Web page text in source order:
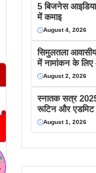
5 बिजनेस
में कमाइ
August 4, 2026
सिमुलतला आवासीय
में नामांकन के
August 2, 2026
स्नातक सत्र
रूटिन और एडमिट
August 1, 2026